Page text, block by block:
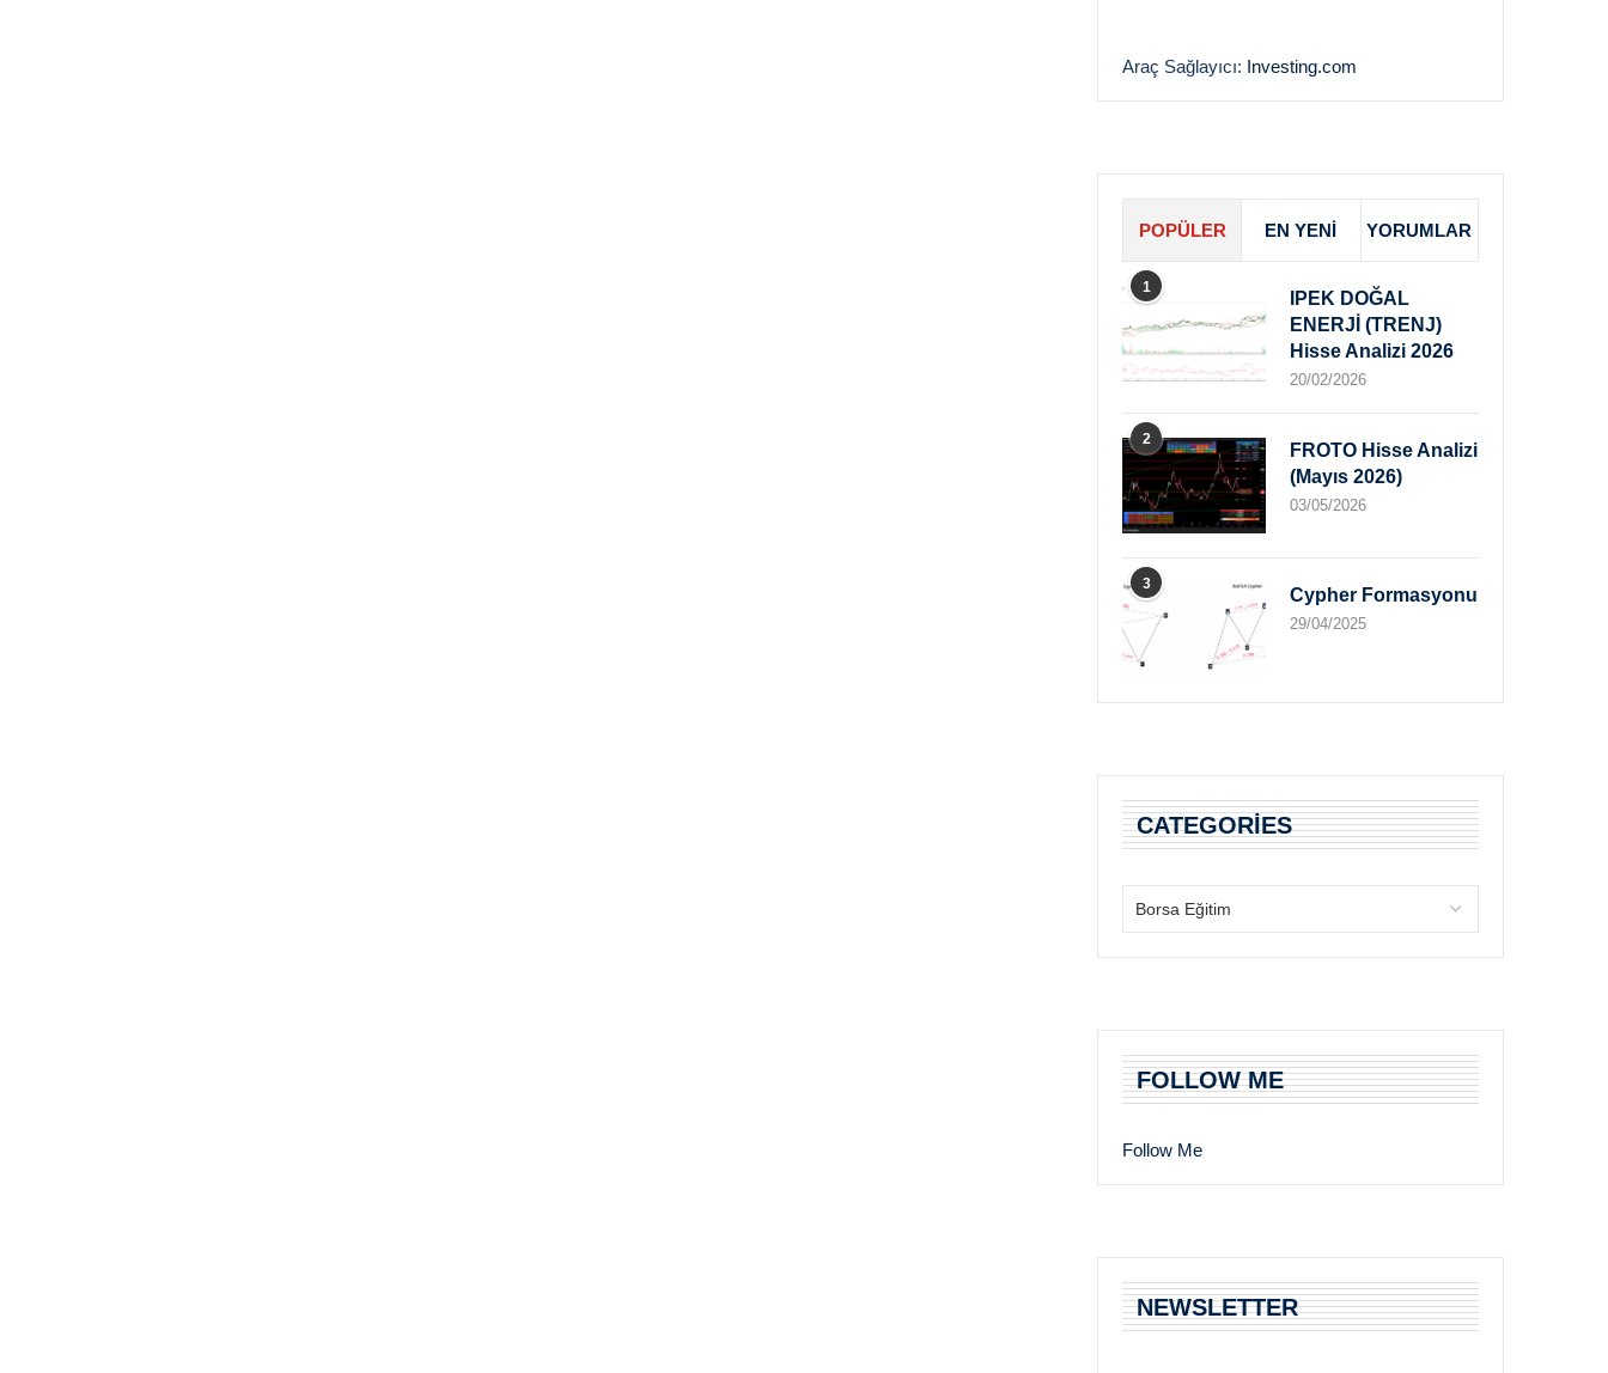
Araç Sağlayıcı: Investing.com
POPÜLER EN YENI YORUMLAR
1
IPEK DOĞAL
ENERJİ (TRENJ)
Hisse Analizi 2026
20/02/2026
2
FROTO Hisse Analizi
(Mayıs 2026)
03/05/2026
3
Cypher Formasyonu
29/04/2025
CATEGORIES
FOLLOW ME
Follow Me
NEWSLETTER